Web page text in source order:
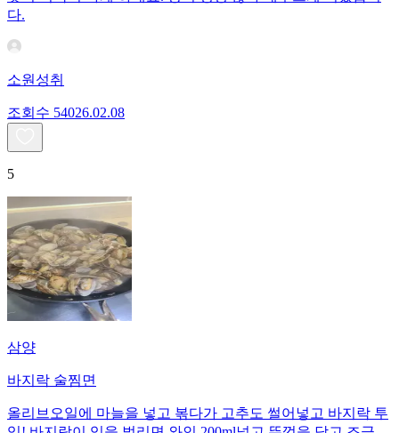
다.
소원성취
조회수 54026.02.08
5
삼양
바지락 술찜면
올리브오일에 마늘을 넣고 볶다가 고추도 썰어넣고 바지락 투